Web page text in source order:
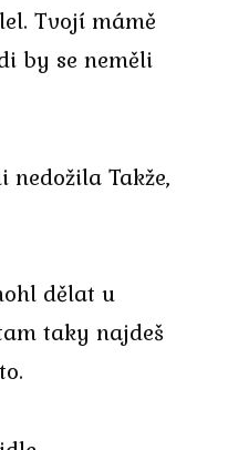
Tvojí mámě
by se neměli
Takže,
dělat u
taky najdeš